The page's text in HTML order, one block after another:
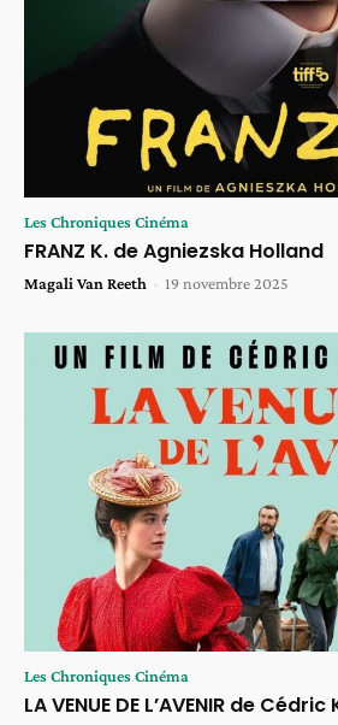
Les Chroniques Cinéma
FRANZ K. de Agniezska Holland
Magali Van Reeth - 19 novembre 2025
Les Chroniques Cinéma
LA VENUE DE L’AVENIR de